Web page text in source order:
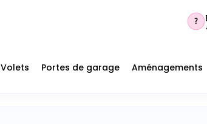
Volets Portes de garage Aménagements